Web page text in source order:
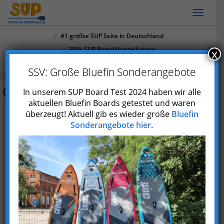
Skip
content
#1 größte SUP Seite in Deutschland
300+ SUP Board Vorstellungen
Glory Boards Active 11’0
Preis prüfen*
Typ
Aufblasbar
Marke
Glory Boards
Skill
AnfängerundFortgeschrittene
Einsatzgebiet
Allround-Board(Allrounder)
max.
Paddlergewicht
140 kg
SSV: Große Bluefin Sonderangebote
In unserem SUP Board Test 2024 haben wir alle
aktuellen Bluefin Boards getestet und waren
überzeugt! Aktuell gib es wieder große Bluefin
Sonderangebote hier.
x